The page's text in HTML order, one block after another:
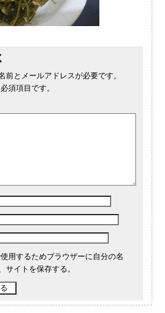
前とメールアドレスが必要です。
須項目です。
用するためブラウザーに自分の名
サイトを保存する。